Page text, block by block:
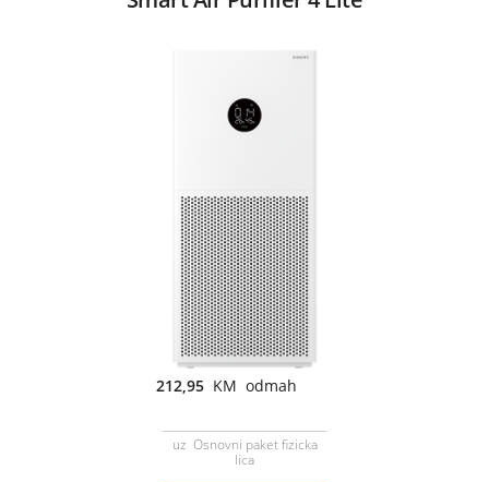
212,95 KM odmah
uz Osnovni paket fizicka
lica